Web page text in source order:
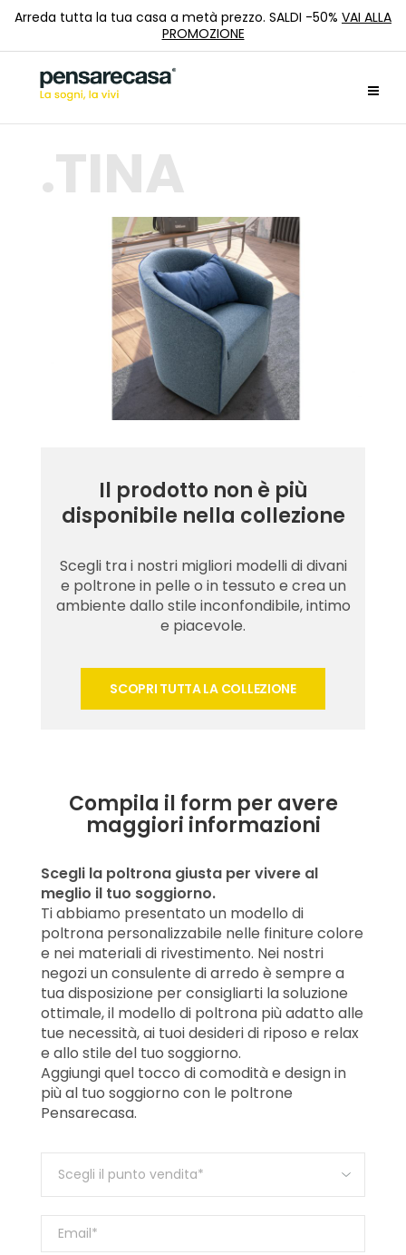
Arreda tutta la tua casa a metà prezzo. SALDI -50% VAI ALLA
PROMOZIONE
TINA
Il prodotto non è più
disponibile nella collezione
Scegli tra i nostri migliori modelli di divani
e poltrone in pelle o in tessuto e crea un
ambiente dallo stile inconfondibile, intimo
e piacevole.
SCOPRI TUTTA LA COLLEZIONE
Compila il form per avere
maggiori informazioni
Scegli la poltrona giusta per vivere al
meglio il tuo soggiorno.
Ti abbiamo presentato un modello di
poltrona personalizzabile nelle finiture colore
e nei materiali di rivestimento. Nei nostri
negozi un consulente di arredo è sempre a
tua disposizione per consigliarti la soluzione
ottimale, il modello di poltrona più adatto alle
tue necessità, ai tuoi desideri di riposo e relax
e allo stile del tuo soggiorno.
Aggiungi quel tocco di comodità e design in
più al tuo soggiorno con le poltrone
Pensarecasa.